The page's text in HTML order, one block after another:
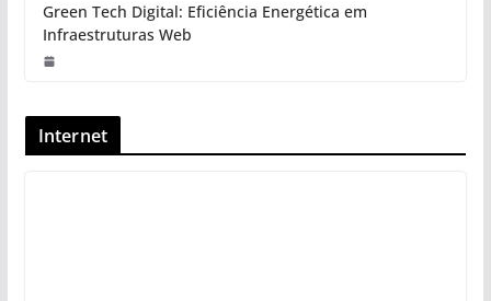
Green Tech Digital: Eficiência Energética em
Infraestruturas Web
Internet